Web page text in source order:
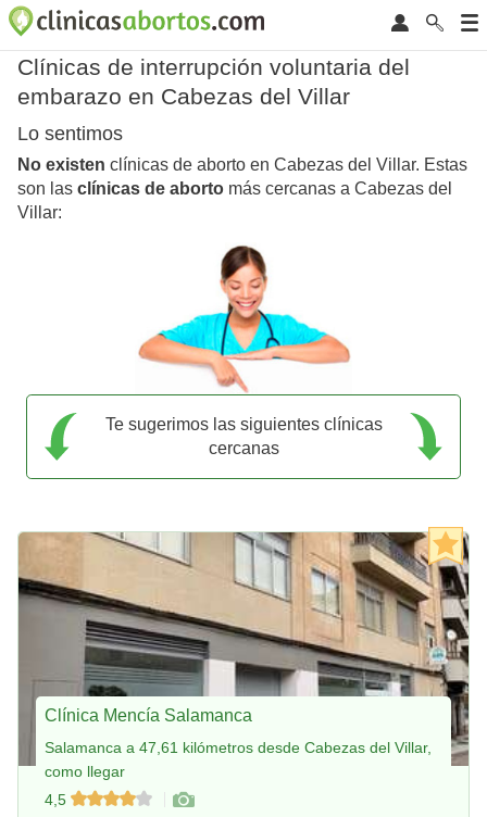
Clínicas de interrupción voluntaria del
embarazo en Cabezas del Villar
Lo sentimos
No existen clínicas de aborto en Cabezas del Villar. Estas
son las clínicas de aborto más cercanas a Cabezas del
Villar:
Te sugerimos las siguientes clínicas
cercanas
Clínica Mencía Salamanca
Salamanca a 47,61 kilómetros desde Cabezas del Villar,
como llegar
4,5